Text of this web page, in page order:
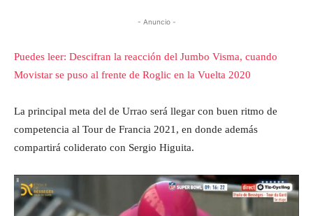
- Anuncio -
Puedes leer: Descifran la reacción del Jumbo Visma, cuando
Movistar se puso al frente de Roglic en la Vuelta 2020
La principal meta del de Urrao será llegar con buen ritmo de
competencia al Tour de Francia 2021, en donde además
compartirá coliderato con Sergio Higuita.